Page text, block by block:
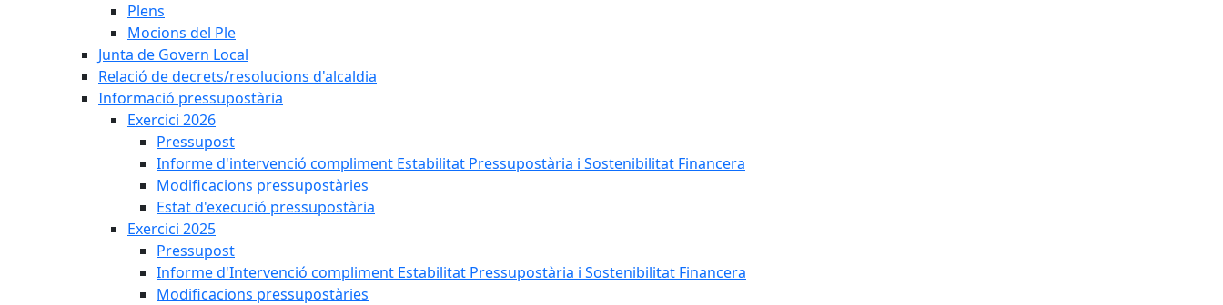
Plens
Mocions del Ple
Junta de Govern Local
Relació de decrets/resolucions d'alcaldia
Informació pressupostària
Exercici 2026
Pressupost
Informe d'intervenció compliment Estabilitat Pressupostària i Sostenibilitat Financera
Modificacions pressupostàries
Estat d'execució pressupostària
Exercici 2025
Pressupost
Informe d'Intervenció compliment Estabilitat Pressupostària i Sostenibilitat Financera
Modificacions pressupostàries